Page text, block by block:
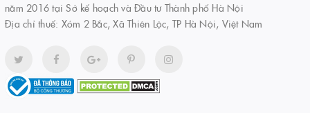
năm 2016 tại Sở kế hoạch và Đầu tư Thành phố Hà Nội
Địa chỉ thuế: Xóm 2 Bắc, Xã Thiên Lộc, TP Hà Nội, Việt Nam